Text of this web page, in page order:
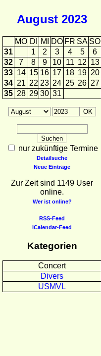
August 2023
MO DI MI DO FR SA SO
31
1 2 3 4 5
6
32
7 8 9 10 11 12 13
33 14 15 16 17 18 19 20
34 21 22 23 24 25 26 27
35 28 29 30 31
nur zukünftige Termine
Detailsuche
Neue Einträge
Zur Zeit sind 1149 User
online.
Wer ist online?
RSS-Feed
iCalendar-Feed
Kategorien
Concert
Divers
USMVL